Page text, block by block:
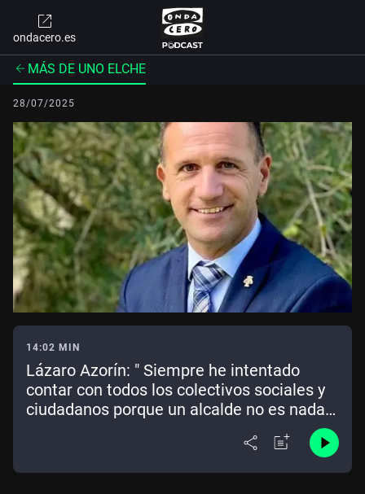
ondacero.es
MÁS DE UNO ELCHE
28/07/2025
14:02 MIN
Lázaro Azorín: " Siempre he intentado
contar con todos los colectivos sociales y
ciudadanos porque un alcalde no es nada